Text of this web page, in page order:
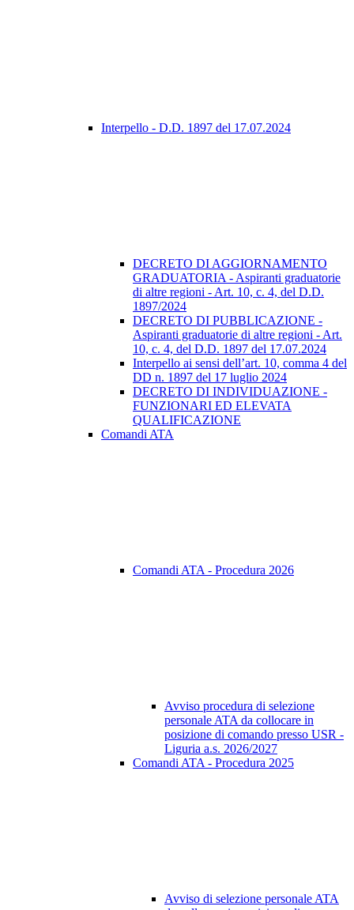
Interpello - D.D. 1897 del 17.07.2024
DECRETO DI AGGIORNAMENTO
GRADUATORIA - Aspiranti graduatorie
di altre regioni - Art. 10, c. 4, del D.D.
1897/2024
DECRETO DI PUBBLICAZIONE -
Aspiranti graduatorie di altre regioni - Art.
10, c. 4, del D.D. 1897 del 17.07.2024
Interpello ai sensi dell’art. 10, comma 4 del
DD n. 1897 del 17 luglio 2024
DECRETO DI INDIVIDUAZIONE -
FUNZIONARI ED ELEVATA
QUALIFICAZIONE
Comandi ATA
Comandi ATA - Procedura 2026
Avviso procedura di selezione
personale ATA da collocare in
posizione di comando presso USR -
Liguria a.s. 2026/2027
Comandi ATA - Procedura 2025
Avviso di selezione personale ATA